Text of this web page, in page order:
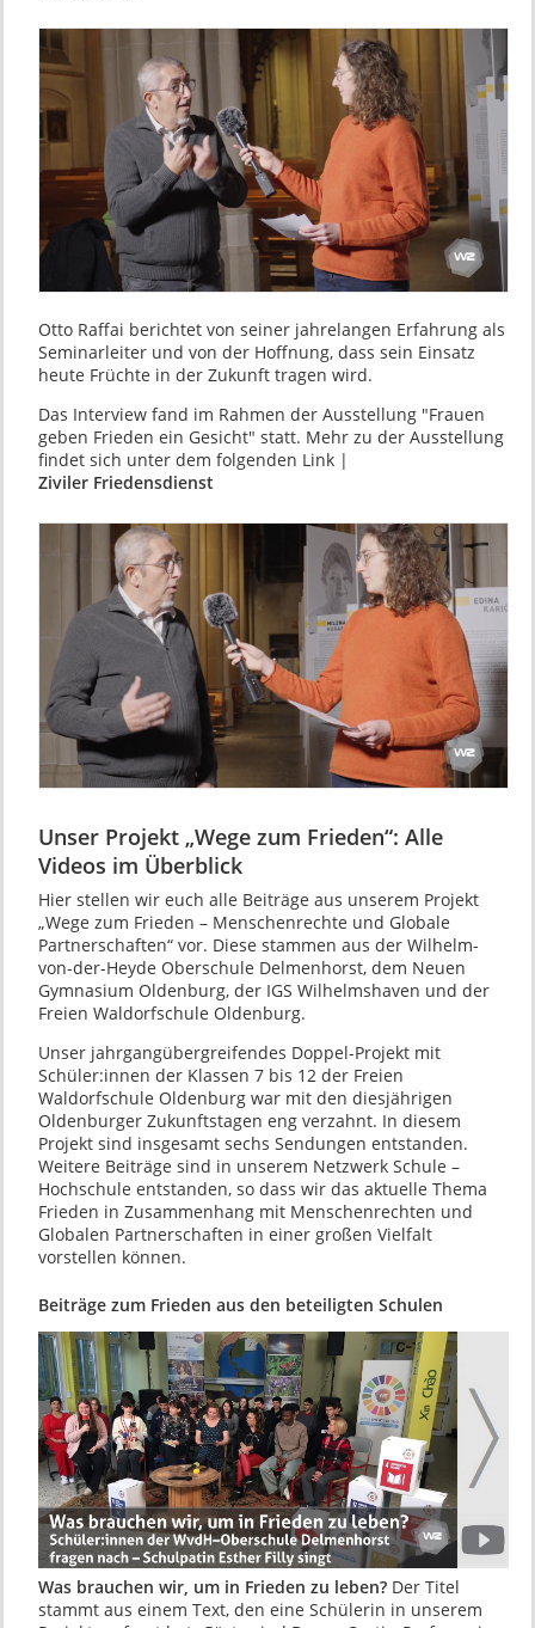
Otto Raffai berichtet von seiner jahrelangen Erfahrung als
Seminarleiter und von der Hoffnung, dass sein Einsatz
heute Früchte in der Zukunft tragen wird.
Das Interview fand im Rahmen der Ausstellung "Frauen
geben Frieden ein Gesicht" statt. Mehr zu der Ausstellung
findet sich unter dem folgenden Link |
Ziviler Friedensdienst
Unser Projekt „Wege zum Frieden“: Alle
Videos im Überblick
Hier stellen wir euch alle Beiträge aus unserem Projekt
„Wege zum Frieden – Menschenrechte und Globale
Partnerschaften“ vor. Diese stammen aus der Wilhelm-
von-der-Heyde Oberschule Delmenhorst, dem Neuen
Gymnasium Oldenburg, der IGS Wilhelmshaven und der
Freien Waldorfschule Oldenburg.
Unser jahrgangübergreifendes Doppel-Projekt mit
Schüler:innen der Klassen 7 bis 12 der Freien
Waldorfschule Oldenburg war mit den diesjährigen
Oldenburger Zukunftstagen eng verzahnt. In diesem
Projekt sind insgesamt sechs Sendungen entstanden.
Weitere Beiträge sind in unserem Netzwerk Schule –
Hochschule entstanden, so dass wir das aktuelle Thema
Frieden in Zusammenhang mit Menschenrechten und
Globalen Partnerschaften in einer großen Vielfalt
vorstellen können.
Beiträge zum Frieden aus den beteiligten Schulen
Was brauchen wir, um in Frieden zu leben?Der Titel
stammt aus einem Text, den eine Schülerin in unserem